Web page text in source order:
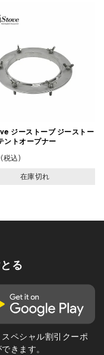
ジーストーブ ジーストー
ントオープナー
税込
在庫切れ
る
ペシャル割引クーポ
きます。